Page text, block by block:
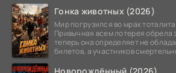
Гонка животных (2026)
Мир погрузился во мрак
Привычная всем лотерея обрела
теперь она определяет не
билетов, а участников